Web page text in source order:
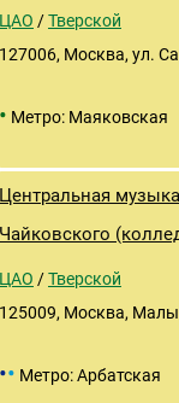
ЦАО /Тверской
127006, Москва, ул.
• Метро: Маяковская
Центральная
Чайковского
ЦАО /Тверской
125009, Москва,
•• Метро: Арбатская